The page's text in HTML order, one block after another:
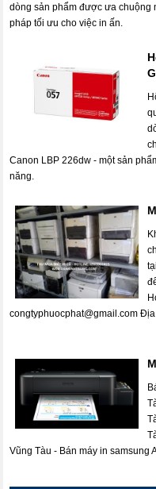
dòng sản phẩm được ưa chuộng
pháp tối ưu cho việc in ấn.
Canon LBP 226dw - một sản
năng.
congtyphuocphat@gmail.com
Vũng Tàu - Bán máy in samsung